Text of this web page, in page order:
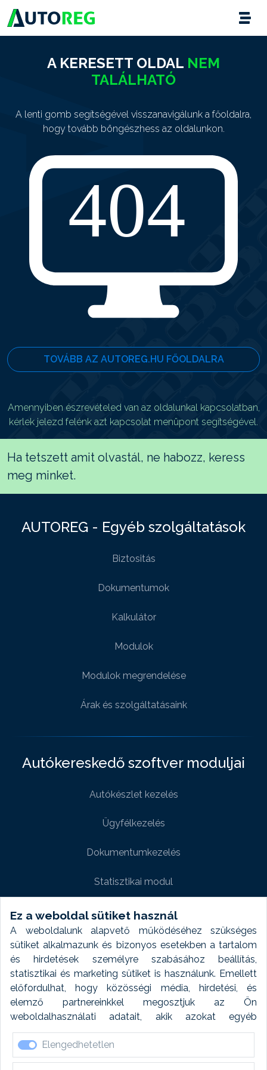
Ez a weboldal sütiket használ
A weboldalunk alapvető működéséhez szükséges
sütiket alkalmazunk és bizonyos esetekben a tartalom
és hirdetések személyre szabásához beállítás,
statisztikai és marketing sütiket is használunk. Emellett
előfordulhat, hogy közösségi média, hirdetési, és
elemző partnereinkkel megosztjuk az Ön
weboldalhasználati adatait, akik azokat egyéb
forrásokból gyűjtött adatokkal kombinálhatják. A sütik
elfogadásával kapcsolatosan naplózást végzünk és
ezen adatokat 6 hónap után automatikusan töröljük. A
Elengedhetetlen
A KERESETT OLDAL NEM
TALÁLHATÓ
A lenti gomb segítségével visszanavigálunk a főoldalra,
hogy tovább böngészhess az oldalunkon.
TOVÁBB AZ AUTOREG.HU FŐOLDALRA
Amennyiben észrevételed van az oldalunkal kapcsolatban,
kérlek jelezd felénk azt kapcsolat menüpont segítségével.
Ha tetszett amit olvastál, ne habozz, keress
meg minket.
AUTOREG - Egyéb szolgáltatások
Biztositás
Dokumentumok
Kalkulátor
Modulok
Modulok megrendelése
Árak és szolgáltatásaink
Autókereskedő szoftver moduljai
Autókészlet kezelés
Ügyfélkezelés
Dokumentumkezelés
Statisztikai modul
Weboldal modul
Fényképtár extra modul
Autómosó modul
Feladatütemezés